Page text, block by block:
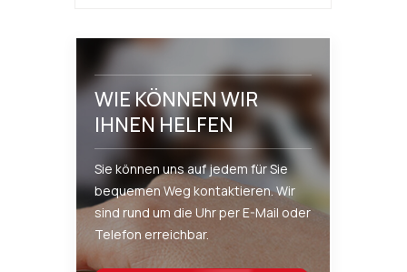
WIE KÖNNEN WIR
IHNEN HELFEN
Sie können uns auf jedem für Sie
bequemen Weg kontaktieren. Wir
sind rund um die Uhr per E-Mail oder
Telefon erreichbar.